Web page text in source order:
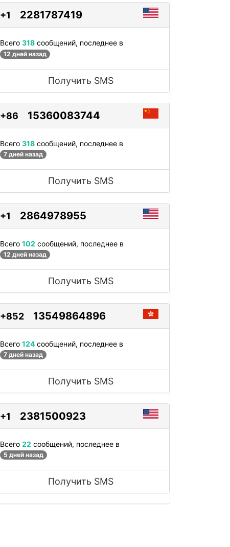
+1 2281787419
Всего 318 сообщений, последнее в
12 дней назад
Получить SMS
+86 15360083744
Всего 318 сообщений, последнее в
7 дней назад
Получить SMS
+1 2864978955
Всего 102 сообщений, последнее в
12 дней назад
Получить SMS
+852 13549864896
Всего 124 сообщений, последнее в
7 дней назад
Получить SMS
+1 2381500923
Всего 22 сообщений, последнее в
5 дней назад
Получить SMS